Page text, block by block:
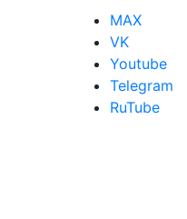
MAX
VK
Youtube
Telegram
RuTube